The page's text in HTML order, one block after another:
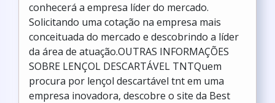
conhecerá a empresa líder do mercado.
Solicitando uma cotação na empresa mais
conceituada do mercado e descobrindo a líder
da área de atuação.OUTRAS INFORMAÇÕES
SOBRE LENÇOL DESCARTÁVEL TNTQuem
procura por lençol descartável tnt em uma
empresa inovadora, descobre o site da Best